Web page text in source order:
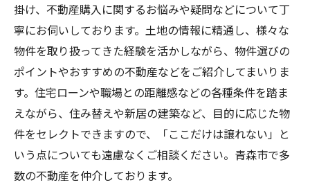
掛け、不動産購入に関するお悩みや疑問などについて丁
寧にお伺いしております。土地の情報に精通し、様々な
物件を取り扱ってきた経験を活かしながら、物件選びの
ポイントやおすすめの不動産などをご紹介してまいりま
す。住宅ローンや職場との距離感などの各種条件を踏ま
えながら、住み替えや新居の建築など、目的に応じた物
件をセレクトできますので、「ここだけは譲れない」と
いう点についても遠慮なくご相談ください。青森市で多
数の不動産を仲介しております。